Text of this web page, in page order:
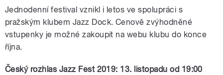
Jednodenní festival vznikl i letos ve spolupráci s
pražským klubem Jazz Dock. Cenově zvýhodněné
vstupenky je možné zakoupit na webu klubu do konce
října.
Český rozhlas Jazz Fest 2019: 13. listopadu od 19:00